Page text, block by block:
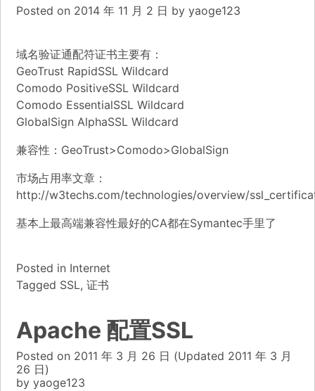
Posted on 2014 年 11 月 2 日 by yaoge123
域名验证通配符证书主要有：
GeoTrust RapidSSL Wildcard
Comodo PositiveSSL Wildcard
Comodo EssentialSSL Wildcard
GlobalSign AlphaSSL Wildcard
兼容性：GeoTrust>Comodo>GlobalSign
市场占用率文章：
http://w3techs.com/technologies/overview/
基本上最高端兼容性最好的CA都在Symantec手里了
Posted in Internet
Tagged SSL, 证书
Apache 配置SSL
Posted on 2011 年 3 月 26 日 (Updated 2011 年 3 月
26 日)
by yaoge123